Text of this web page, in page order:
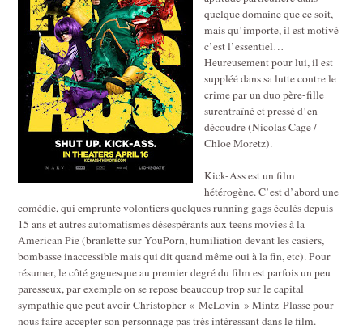
quelque domaine que ce soit,
mais qu’importe, il est motivé
c’est l’essentiel…
Heureusement pour lui, il est
suppléé dans sa lutte contre le
crime par un duo père-fille
surentraîné et pressé d’en
découdre (Nicolas Cage /
Chloe Moretz).
Kick-Ass est un film
hétérogène. C’est d’abord une
comédie, qui emprunte volontiers quelques running gags éculés depuis
15 ans et autres automatismes désespérants aux teens movies à la
American Pie (branlette sur YouPorn, humiliation devant les casiers,
bombasse inaccessible mais qui dit quand même oui à la fin, etc). Pour
résumer, le côté gaguesque au premier degré du film est parfois un peu
paresseux, par exemple on se repose beaucoup trop sur le capital
sympathie que peut avoir Christopher « McLovin » Mintz-Plasse pour
nous faire accepter son personnage pas très intéressant dans le film.